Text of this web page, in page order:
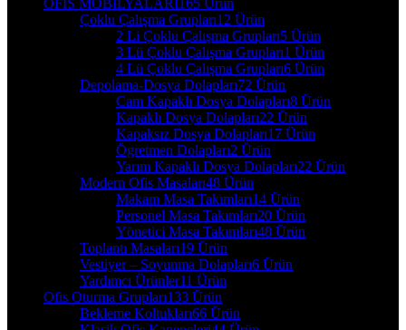
Çoklu Çalışma Grupları12 Ürün
2 Li Çoklu Çalışma Grupları5 Ürün
3 Lü Çoklu Çalışma Grupları1 Ürün
4 Lü Çoklu Çalışma Grupları6 Ürün
Depolama-Dosya Dolapları72 Ürün
Cam Kapaklı Dosya Dolapları8 Ürün
Kapaklı Dosya Dolapları22 Ürün
Kapaksız Dosya Dolapları17 Ürün
Ögretmen Dolapları2 Ürün
Yarım Kapaklı Dosya Dolapları22 Ürün
Modern Ofis Masaları48 Ürün
Makam Masa Takımları14 Ürün
Personel Masa Takımları20 Ürün
Yönetici Masa Takımları48 Ürün
Toplantı Masaları19 Ürün
Vestiyer – Soyunma Dolapları6 Ürün
Yardımcı Ürünler11 Ürün
Ofis Oturma Grupları133 Ürün
Bekleme Koltukları66 Ürün